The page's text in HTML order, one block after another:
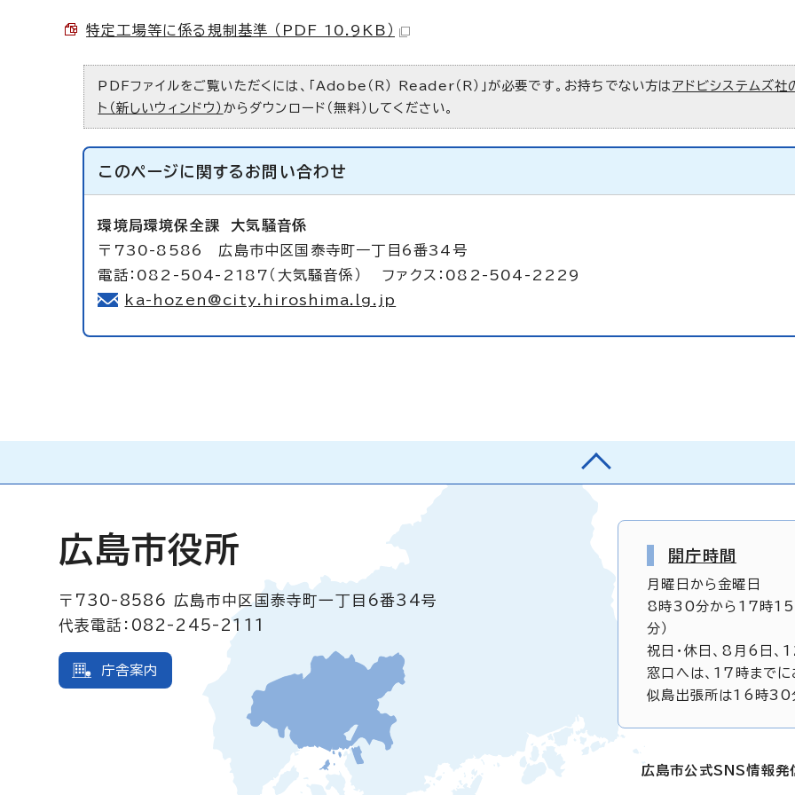
特定工場等に係る規制基準 （PDF 10.9KB）
PDFファイルをご覧いただくには、「Adobe（R） Reader（R）」が必要です。お持ちでない方は アドビシステムズ社
ト（新しいウィンドウ） からダウンロード（無料）してください。
このページに関する お問い合わせ
環境局環境保全課 大気騒音係
〒730-8586 広島市中区国泰寺町一丁目6番34号
電話：082-504-2187（大気騒音係） ファクス：082-504-2229
ka-hozen@city.hiroshima.lg.jp
広島市役所
〒730-8586
広島市中区国泰寺町一丁目6番34号
代表電話：082-245-2111
庁舎案内
開庁時間
月曜日から金曜日
8時30分から17時15
分）
祝日・休日、8月6日
窓口へは、17時までに
似島出張所は16時30
広島市公式SNS情報発